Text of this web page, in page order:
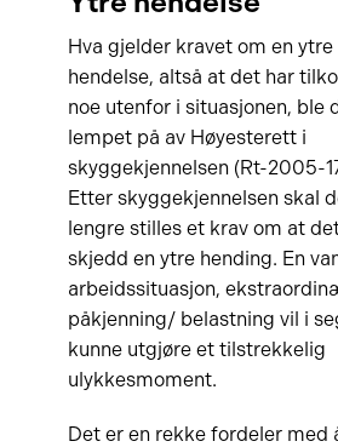
Hva gjelder kravet om en ytre
hendelse, altså at det har
noe utenfor i situasjonen, ble
lempet på av Høyesterett i
skyggekjennelsen (Rt-2005-
Etter skyggekjennelsen skal
lengre stilles et krav om at
skjedd en ytre hending. En
arbeidssituasjon,
påkjenning/ belastning vil i
kunne utgjøre et tilstrekkelig
ulykkesmoment.
Det er en rekke fordeler med